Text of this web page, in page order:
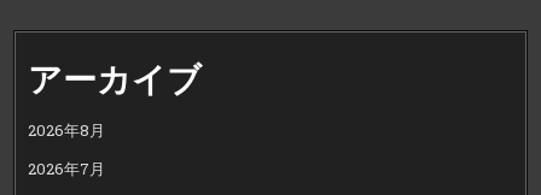
アーカイブ
2026年8月
2026年7月